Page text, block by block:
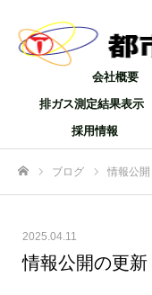
会社概要
排ガス測定結果表示
採用情報
ブログ 情報公開
2025.04.11
情報公開の更新